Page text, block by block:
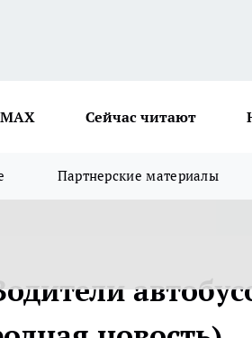
Сейчас читают
Партнерские материалы